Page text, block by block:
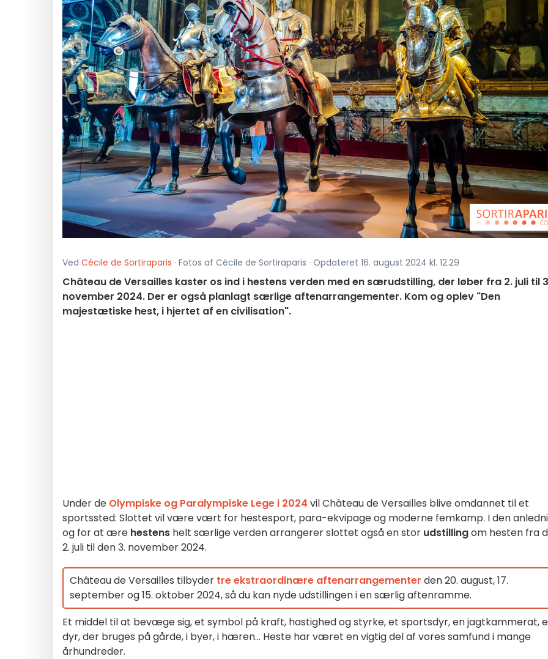
Ved Cécile de Sortiraparis · Fotos af Cécile de Sortiraparis · Opdateret 16. august 2024 kl. 12.29
Château de Versailles kaster os ind i hestens verden med en særudstilling, der løber fra 2. juli til
november 2024. Der er også planlagt særlige aftenarrangementer. Kom og oplev "Den
majestætiske hest, i hjertet af en civilisation".
Under de Olympiske og Paralympiske Lege i 2024 vil Château de Versailles blive omdannet til et
sportssted: Slottet vil være vært for hestesport, para-ekvipage og moderne femkamp. I den
og for at ære hestens helt særlige verden arrangerer slottet også en stor udstillingom hesten fra
2. juli til den 3. november 2024.
Château de Versailles tilbyder tre ekstraordinære aftenarrangementer den 20. august, 17.
september og 15. oktober 2024, så du kan nyde udstillingen i en særlig aftenramme.
Et middel til at bevæge sig, et symbol på kraft, hastighed og styrke, et sportsdyr, en jagtkammerat,
dyr, der bruges på gårde, i byer, i hæren... Heste har været en vigtig del af vores samfund i mange
århundreder.